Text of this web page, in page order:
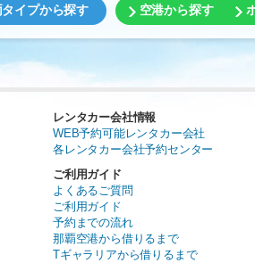
イプから探す 空港から探す
レンタカー会社情報
WEB予約可能レンタカー会社
各レンタカー会社予約センター
ご利用ガイド
よくあるご質問
ご利用ガイド
予約までの流れ
那覇空港から借りるまで
Tギャラリアから借りるまで